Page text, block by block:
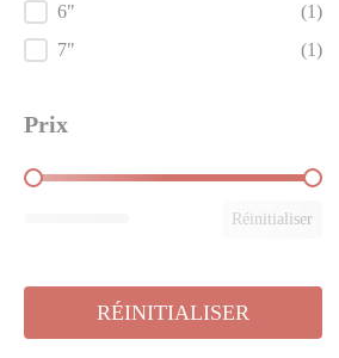
6"
(1)
7"
(1)
Prix
Prix
Réinitialiser
RÉINITIALISER